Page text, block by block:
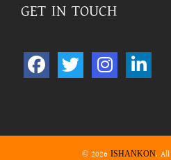
GET IN TOUCH
© 2026 ISHANKON. All